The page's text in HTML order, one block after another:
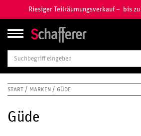
Riesiger Teilräumungsverkauf – bis
START MARKEN GÜDE
Güde